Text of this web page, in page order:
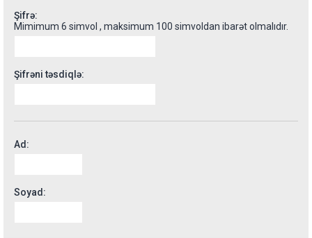
Şifrə:
Mimimum 6 simvol , maksimum 100 simvoldan ibarət olmalıdır.
Şifrəni təsdiqlə:
Ad:
Soyad: